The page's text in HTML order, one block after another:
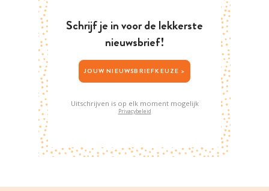
Schrijf je in voor de lekkerste
nieuwsbrief!
JOUW NIEUWSBRIEFKEUZE >
Uitschrijven is op elk moment mogelijk
Privacybeleid